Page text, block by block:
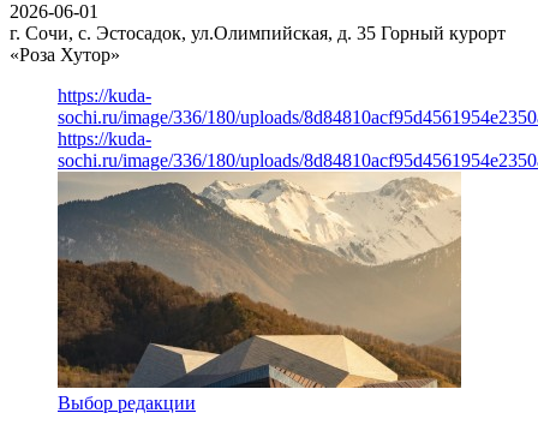
2026-06-01
г. Сочи, с. Эстосадок, ул.Олимпийская, д. 35 Горный курорт
«Роза Хутор»
https://kuda-
sochi.ru/image/336/180/uploads/
https://kuda-
sochi.ru/image/336/180/uploads/
Выбор редакции